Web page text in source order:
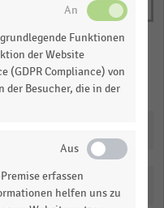
Teilen
Funktionen
der Website
(GDPR Compliance) von
der Besucher, die in der
erfassen
helfen uns zu